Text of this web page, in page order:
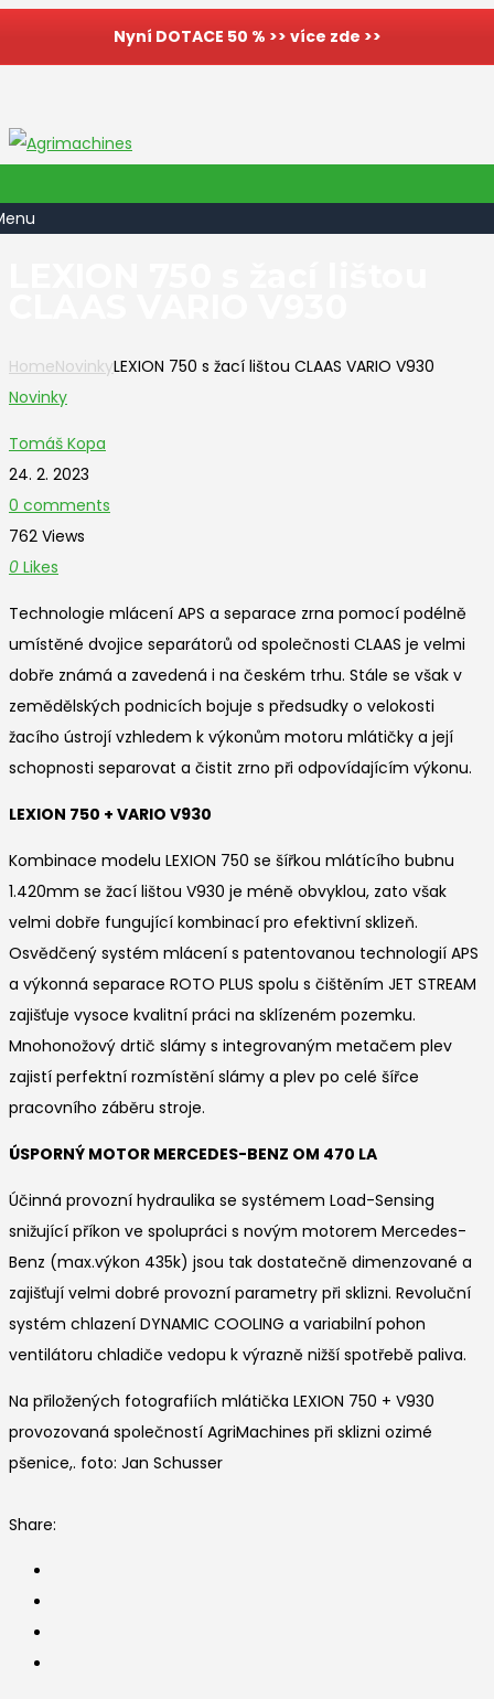
Nyní DOTACE 50 % >> více zde >>
HomeNovinkyLEXION 750 s žací lištou CLAAS VARIO V930
Novinky
Tomáš Kopa
24. 2. 2023
0 comments
762 Views
0 Likes
Technologie mlácení APS a separace zrna pomocí podélně
umístěné dvojice separátorů od společnosti CLAAS je velmi
dobře známá a zavedená i na českém trhu. Stále se však v
zemědělských podnicích bojuje s předsudky o velokosti
žacího ústrojí vzhledem k výkonům motoru mlátičky a její
schopnosti separovat a čistit zrno při odpovídajícím výkonu.
LEXION 750 + VARIO V930
Kombinace modelu LEXION 750 se šířkou mlátícího bubnu
1.420mm se žací lištou V930 je méně obvyklou, zato však
velmi dobře fungující kombinací pro efektivní sklizeň.
Osvědčený systém mlácení s patentovanou technologií APS
a výkonná separace ROTO PLUS spolu s čištěním JET STREAM
zajišťuje vysoce kvalitní práci na sklízeném pozemku.
Mnohonožový drtič slámy s integrovaným metačem plev
zajistí perfektní rozmístění slámy a plev po celé šířce
pracovního záběru stroje.
ÚSPORNÝ MOTOR MERCEDES-BENZ OM 470 LA
Účinná provozní hydraulika se systémem Load-Sensing
snižující příkon ve spolupráci s novým motorem Mercedes-
Benz (max.výkon 435k) jsou tak dostatečně dimenzované a
zajišťují velmi dobré provozní parametry při sklizni. Revoluční
systém chlazení DYNAMIC COOLING a variabilní pohon
ventilátoru chladiče vedopu k výrazně nižší spotřebě paliva.
Na přiložených fotografiích mlátička LEXION 750 + V930
provozovaná společností AgriMachines při sklizni ozimé
pšenice,. foto: Jan Schusser
Share: